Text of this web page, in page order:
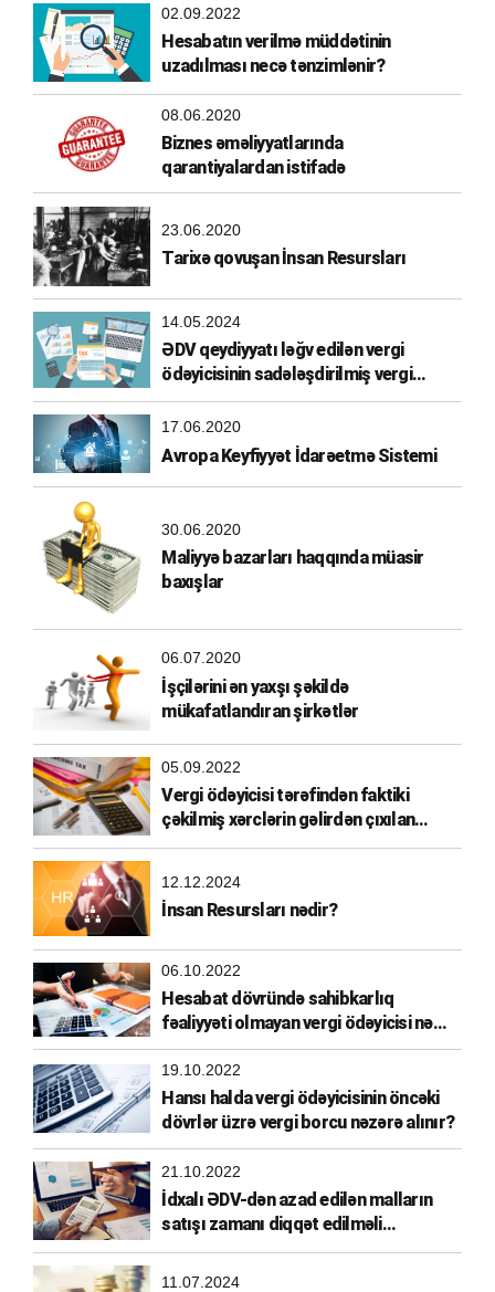
02.09.2022
Hesabatın verilmə müddətinin
uzadılması necə tənzimlənir?
08.06.2020
Biznes əməliyyatlarında
qarantiyalardan istifadə
23.06.2020
Tarixə qovuşan İnsan Resursları
14.05.2024
ƏDV qeydiyyatı ləğv edilən vergi
ödəyicisinin sadələşdirilmiş vergi
ödəyicisi olma hüququ
17.06.2020
Avropa Keyfiyyət İdarəetmə Sistemi
30.06.2020
Maliyyə bazarları haqqında müasir
baxışlar
06.07.2020
İşçilərini ən yaxşı şəkildə
mükafatlandıran şirkətlər
05.09.2022
Vergi ödəyicisi tərəfindən faktiki
çəkilmiş xərclərin gəlirdən çıxılan
xərclərə aid edilməsi
12.12.2024
İnsan Resursları nədir?
06.10.2022
Hesabat dövründə sahibkarlıq
fəaliyyəti olmayan vergi ödəyicisi nə
etməlidir?
19.10.2022
Hansı halda vergi ödəyicisinin öncəki
dövrlər üzrə vergi borcu nəzərə alınır?
21.10.2022
İdxalı ƏDV-dən azad edilən malların
satışı zamanı diqqət edilməli
məqamlar
11.07.2024